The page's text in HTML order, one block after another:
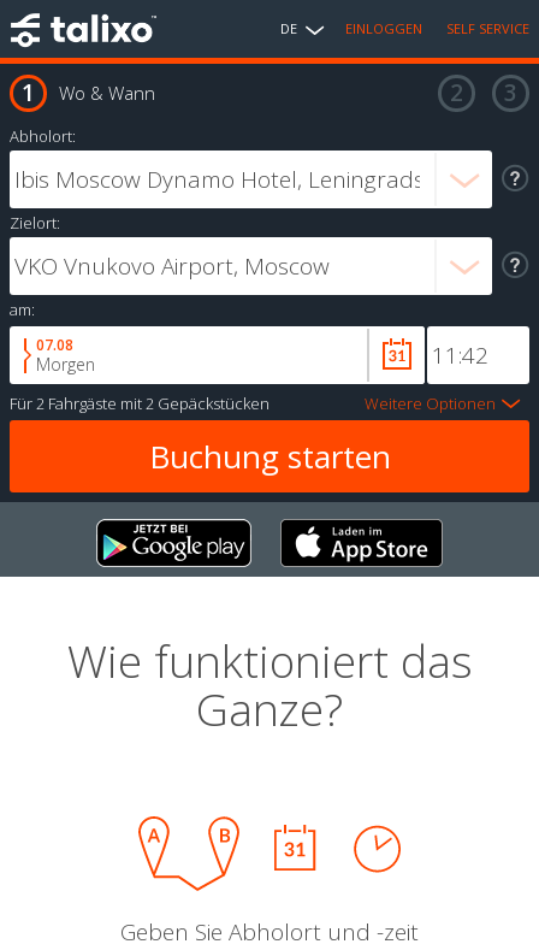
DE EINLOGGEN SELF SERVICE
Wo & Wann
Abholort:
Zielort:
am:
07.08
Morgen
Für2 Fahrgäste mit2 Gepäckstücken Weitere Optionen
Wie funktioniert das
Ganze?
Geben Sie Abholort und -zeit